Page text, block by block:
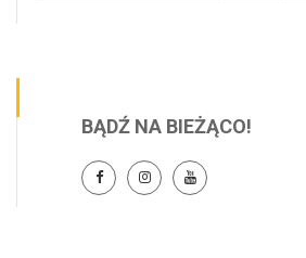
BĄDŹ NA BIEŻĄCO!